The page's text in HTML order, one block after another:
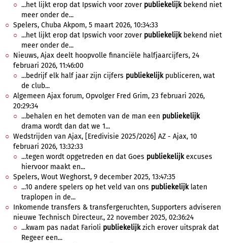
...het lijkt erop dat Ipswich voor zover publiekelijkbekend niet
meer onder de...
Spelers, Chuba Akpom, 5 maart 2026, 10:34:33
...het lijkt erop dat Ipswich voor zover publiekelijkbekend niet
meer onder de...
Nieuws, Ajax deelt hoopvolle financiële halfjaarcijfers, 24
februari 2026, 11:46:00
...bedrijf elk half jaar zijn cijfers publiekelijkpubliceren, wat
de club...
Algemeen Ajax forum, Opvolger Fred Grim, 23 februari 2026,
20:29:34
...behalen en het demoten van de man een publiekelijk
drama wordt dan dat we 1...
Wedstrijden van Ajax, [Eredivisie 2025/2026] AZ - Ajax, 10
februari 2026, 13:32:33
...tegen wordt opgetreden en dat Goes publiekelijkexcuses
hiervoor maakt en...
Spelers, Wout Weghorst, 9 december 2025, 13:47:35
...10 andere spelers op het veld van ons publiekelijklaten
traplopen in de...
Inkomende transfers & transfergeruchten, Supporters adviseren
nieuwe Technisch Directeur., 22 november 2025, 02:36:24
...kwam pas nadat Farioli publiekelijkzich erover uitsprak dat
Regeer een...